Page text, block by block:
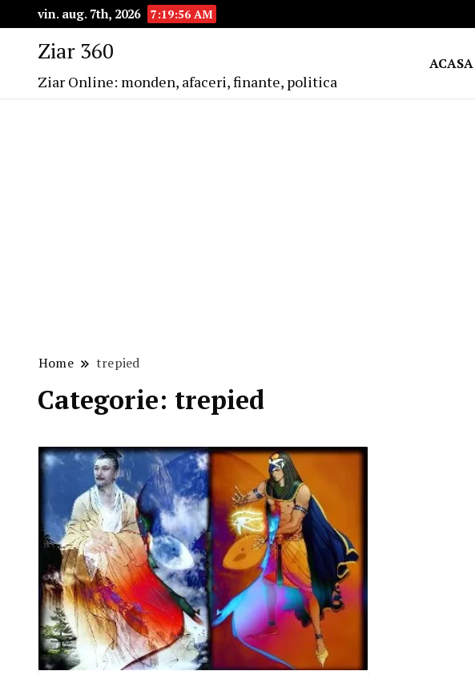
vin. aug. 7th, 2026 7:19:57 AM
Ziar 360
Ziar Online: monden, afaceri, finante, politica
ACASA
Home trepied
Categorie: trepied